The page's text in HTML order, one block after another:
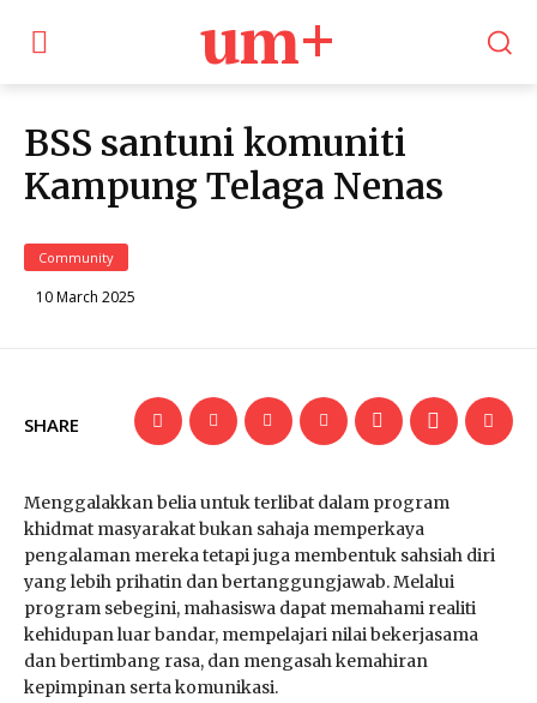
um+
BSS santuni komuniti
Kampung Telaga Nenas
Community
10 March 2025
SHARE
Menggalakkan belia untuk terlibat dalam program
khidmat masyarakat bukan sahaja memperkaya
pengalaman mereka tetapi juga membentuk sahsiah diri
yang lebih prihatin dan bertanggungjawab. Melalui
program sebegini, mahasiswa dapat memahami realiti
kehidupan luar bandar, mempelajari nilai bekerjasama
dan bertimbang rasa, dan mengasah kemahiran
kepimpinan serta komunikasi.